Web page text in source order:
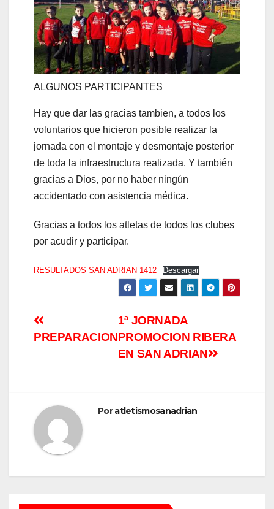
ALGUNOS PARTICIPANTES
Hay que dar las gracias tambien, a todos los
voluntarios que hicieron posible realizar la
jornada con el montaje y desmontaje posterior
de toda la infraestructura realizada. Y también
gracias a Dios, por no haber ningún
accidentado con asistencia médica.
Gracias a todos los atletas de todos los clubes
por acudir y participar.
RESULTADOS SAN ADRIAN 1412 Descargar
1ª JORNADA
PROMOCION RIBERA
EN SAN ADRIAN
PREPARACION
Poratletismosanadrian